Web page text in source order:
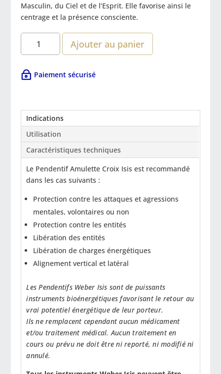
Masculin, du Ciel et de l’Esprit. Elle favorise ainsi le
centrage et la présence consciente.
quantité
Amulette
de
Isis
Ajouter au panier
i
v
Paiement sécurisé
Indications
Utilisation
Caractéristiques techniques
Le Pendentif Amulette Croix Isis est recommandé
dans les cas suivants :
Protection contre les attaques et agressions
mentales, volontaires ou non
Protection contre les entités
Libération des entités
Libération de charges énergétiques
Alignement vertical et latéral
Les Pendentifs Weber Isis sont de puissants
instruments bioénergétiques favorisant le retour au
vrai potentiel énergétique de leur porteur.
Ils ne remplacent cependant aucun médicament
et/ou traitement médical. Aucun traitement en
cours ou prévu ne doit être ni reporté, ni modifié ni
annulé.